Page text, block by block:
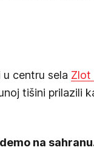
centru sela Zlot
tišini prilazili
na